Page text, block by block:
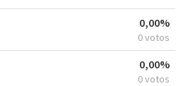
0,00%
0 votos
0,00%
0 votos